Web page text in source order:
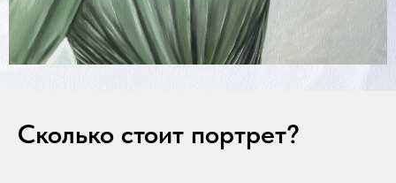
Сколько стоит портрет?